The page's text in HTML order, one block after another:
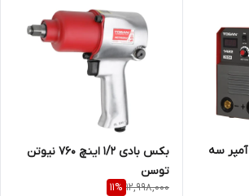
اینورتر جوشکاری 250 آمپر سه
بکس بادی 1/2 اینچ 760 نیوتن
توسن
12,998,000
11%